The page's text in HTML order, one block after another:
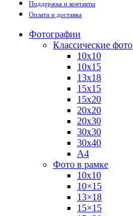
Поддержка и контакты
Оплата и доставка
Фотографии
Классические фото
10х10
10х15
13х18
15х15
15х20
20х20
20х30
30х30
30х40
А4
Фото в рамке
10х10
10×15
13×18
15×15